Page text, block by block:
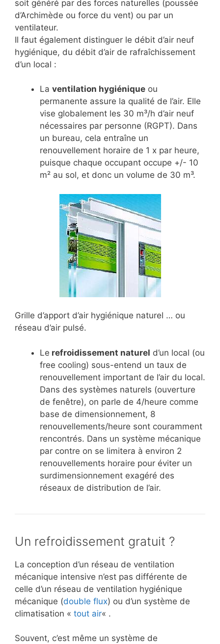
soit généré par des forces naturelles (poussée
d’Archimède ou force du vent) ou par un
ventilateur.
Il faut également distinguer le débit d’air neuf
hygiénique, du débit d’air de rafraîchissement
d’un local :
La ventilation hygiénique ou
permanente assure la qualité de l’air. Elle
vise globalement les 30 m³/h d’air neuf
nécessaires par personne (RGPT). Dans
un bureau, cela entraîne un
renouvellement horaire de 1 x par heure,
puisque chaque occupant occupe +/- 10
m² au sol, et donc un volume de 30 m³.
Grille d’apport d’air hygiénique naturel … ou
réseau d’air pulsé.
Le refroidissement naturel d’un local (ou
free cooling) sous-entend un taux de
renouvellement important de l’air du local.
Dans des systèmes naturels (ouverture
de fenêtre), on parle de 4/heure comme
base de dimensionnement, 8
renouvellements/heure sont couramment
rencontrés. Dans un système mécanique
par contre on se limitera à environ 2
renouvellements horaire pour éviter un
surdimensionnement exagéré des
réseaux de distribution de l’air.
Un refroidissement gratuit ?
La conception d’un réseau de ventilation
mécanique intensive n’est pas différente de
celle d’un réseau de ventilation hygiénique
mécanique (double flux) ou d’un système de
climatisation « tout air« .
Souvent, c’est même un système de